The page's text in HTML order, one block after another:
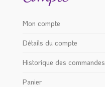
Mon compte
Détails du compte
Historique des commandes
Panier